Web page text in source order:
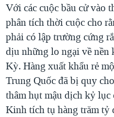
Với các cuộc bầu cử vào
phân tích thời cuộc cho
phải có lập trường cứng
dịu những lo ngại về nền
Kỳ. Hàng xuất khẩu rẻ
Trung Quốc đã bị quy
thâm hụt mậu dịch kỷ
Kinh tích tụ hàng trăm tỷ